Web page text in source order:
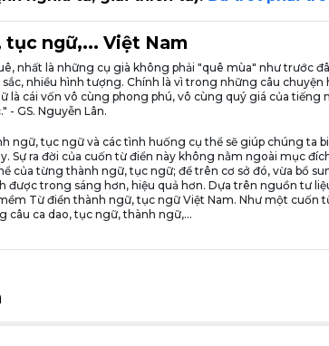
ngữ,... Việt Nam
nhất là những cụ già không phải "quê mùa" như trước
sắc, nhiều hình tượng. Chính là vì trong những câu
cái vốn vô cùng phong phú, vô cùng quý giá của tiếng
- GS. Nguyễn Lân.
ngữ, tục ngữ và các tình huống cụ thể sẽ giúp chúng ta
Sự ra đời của cuốn từ điển này không nằm ngoài mục
của từng thành ngữ, tục ngữ; để trên cơ sở đó, vừa bổ
được trong sáng hơn, hiệu quả hơn. Dựa trên nguồn tư
Từ điển thành ngữ, tục ngữ Việt Nam. Như một cuốn
câu ca dao, tục ngữ, thành ngữ,...